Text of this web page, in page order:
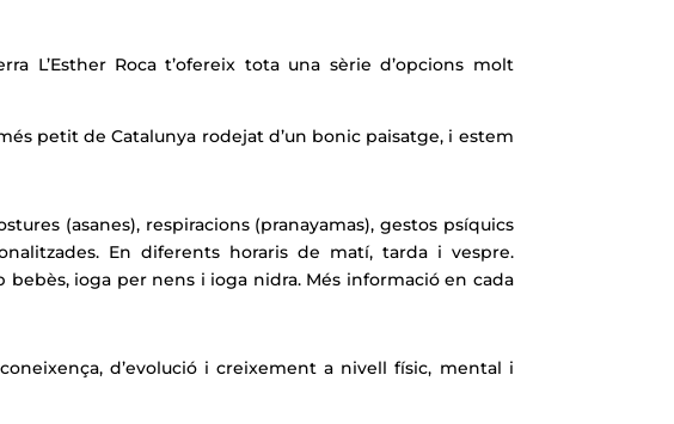
L’Esther Roca t’ofereix tota una sèrie d’opcions molt
petit de Catalunya rodejat d’un bonic paisatge, i estem
(asanes), respiracions (pranayamas), gestos psíquics
En diferents horaris de matí, tarda i vespre.
ioga per nens i ioga nidra. Més informació en cada
d’evolució i creixement a nivell físic, mental i